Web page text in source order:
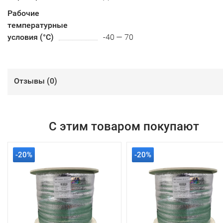
Рабочие
температурные
условия (°С)
-40 — 70
Отзывы (0)
С этим товаром покупают
-20% -20%